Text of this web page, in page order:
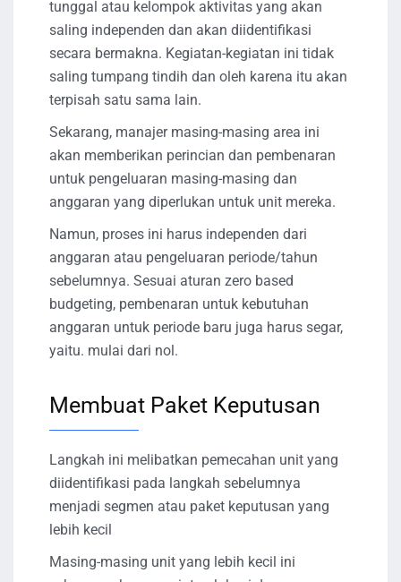
tunggal atau kelompok aktivitas yang akan
saling independen dan akan diidentifikasi
secara bermakna. Kegiatan-kegiatan ini tidak
saling tumpang tindih dan oleh karena itu akan
terpisah satu sama lain.
Sekarang, manajer masing-masing area ini
akan memberikan perincian dan pembenaran
untuk pengeluaran masing-masing dan
anggaran yang diperlukan untuk unit mereka.
Namun, proses ini harus independen dari
anggaran atau pengeluaran periode/tahun
sebelumnya. Sesuai aturan zero based
budgeting, pembenaran untuk kebutuhan
anggaran untuk periode baru juga harus segar,
yaitu. mulai dari nol.
Membuat Paket Keputusan
Langkah ini melibatkan pemecahan unit yang
diidentifikasi pada langkah sebelumnya
menjadi segmen atau paket keputusan yang
lebih kecil
Masing-masing unit yang lebih kecil ini